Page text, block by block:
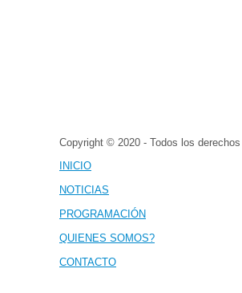
Copyright © 2020 - Todos los
INICIO
NOTICIAS
PROGRAMACIÓN
QUIENES SOMOS?
CONTACTO